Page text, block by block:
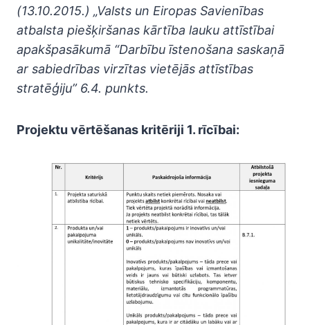
(13.10.2015.) „Valsts un Eiropas Savienības
atbalsta piešķiršanas kārtība lauku attīstībai
apakšpasākumā “Darbību īstenošana saskaņā
ar sabiedrības virzītas vietējās attīstības
stratēģiju” 6.4. punkts.
Projektu vērtēšanas kritēriji 1. rīcībai: